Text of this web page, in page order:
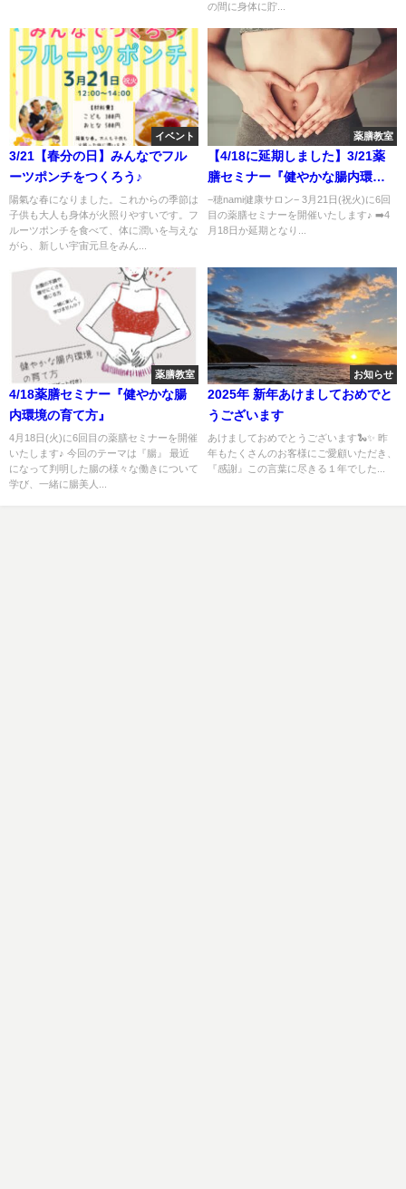
の間に身体に貯...
イベント
3/21【春分の日】みんなでフル
ーツポンチをつくろう♪
陽氣な春になりました。これからの季節は
子供も大人も身体が火照りやすいです。フ
ルーツポンチを食べて、体に潤いを与えな
がら、新しい宇宙元旦をみん...
薬膳教室
【4/18に延期しました】3/21薬
膳セミナー『健やかな腸内環境
のつくり方』
−穂nami健康サロン− 3月21日(祝火)に6回
目の薬膳セミナーを開催いたします♪ ➡️4
月18日か延期となり...
薬膳教室
4/18薬膳セミナー『健やかな腸
内環境の育て方』
4月18日(火)に6回目の薬膳セミナーを開催
いたします♪ 今回のテーマは『腸』 最近
になって判明した腸の様々な働きについて
学び、一緒に腸美人...
お知らせ
2025年 新年あけましておめでと
うございます
あけましておめでとうございます🐍✨ 昨
年もたくさんのお客様にご愛顧いただき、
『感謝』この言葉に尽きる１年でした...